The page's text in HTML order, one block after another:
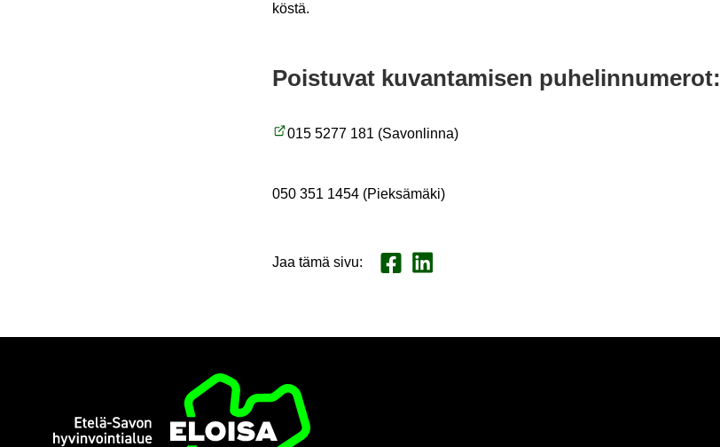
kös­tä.
Pois­tu­vat ku­van­ta­mi­sen pu­he­lin­nu­me­rot:
015 5277 181 (Sa­von­lin­na)
050 351 1454 (Piek­sä­mä­ki)
Jaa tämä sivu: Jaa Face­book
Jaa Lin­ke­dI­nis­sä
Etusi­vu